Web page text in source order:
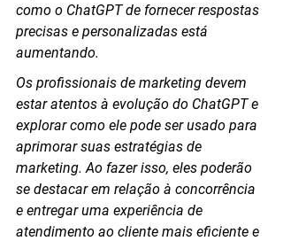
como o ChatGPT de fornecer respostas
precisas e personalizadas está
aumentando.
Os profissionais de marketing devem
estar atentos à evolução do ChatGPT e
explorar como ele pode ser usado para
aprimorar suas estratégias de
marketing. Ao fazer isso, eles poderão
se destacar em relação à concorrência
e entregar uma experiência de
atendimento ao cliente mais eficiente e